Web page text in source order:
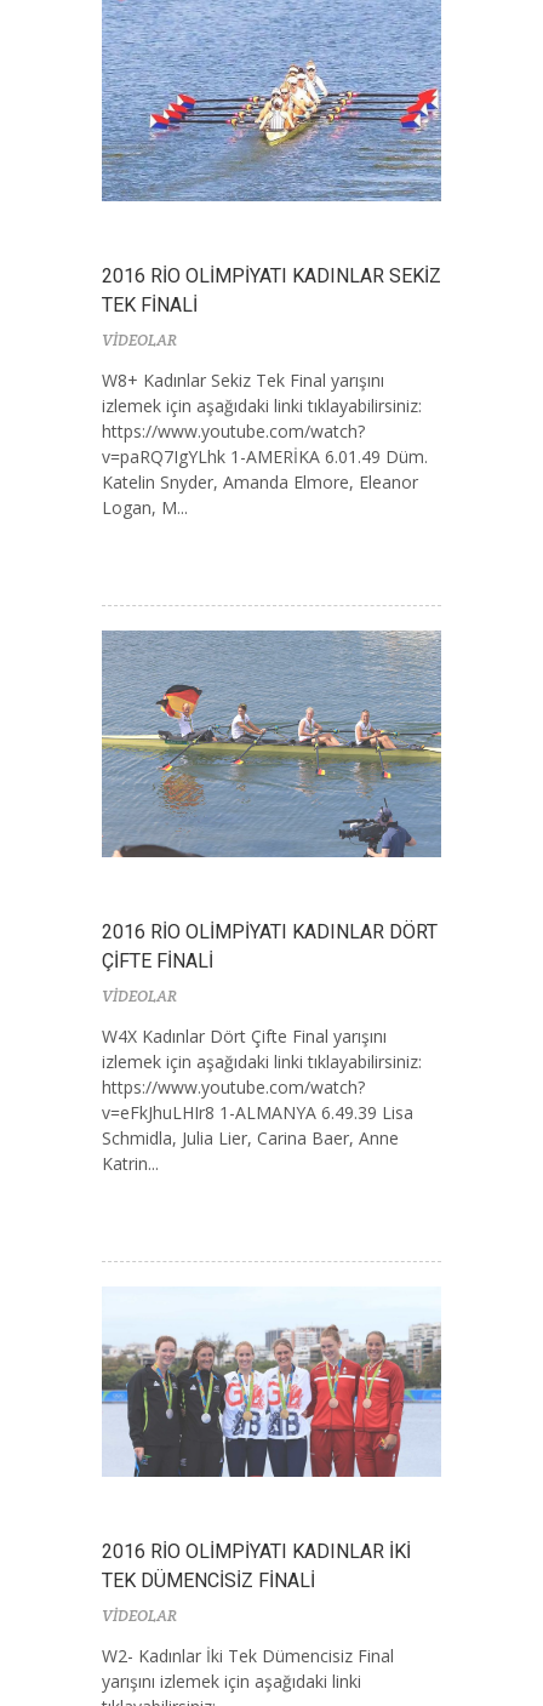
2016 RİO OLİMPİYATI KADINLAR SEKİZ
TEK FİNALİ
VİDEOLAR
W8+ Kadınlar Sekiz Tek Final yarışını
izlemek için aşağıdaki linki tıklayabilirsiniz:
https://www.youtube.com/watch?
v=paRQ7IgYLhk 1-AMERİKA 6.01.49 Düm.
Katelin Snyder, Amanda Elmore, Eleanor
Logan, M...
2016 RİO OLİMPİYATI KADINLAR DÖRT
ÇİFTE FİNALİ
VİDEOLAR
W4X Kadınlar Dört Çifte Final yarışını
izlemek için aşağıdaki linki tıklayabilirsiniz:
https://www.youtube.com/watch?
v=eFkJhuLHIr8 1-ALMANYA 6.49.39 Lisa
Schmidla, Julia Lier, Carina Baer, Anne
Katrin...
2016 RİO OLİMPİYATI KADINLAR İKİ
TEK DÜMENCİSİZ FİNALİ
VİDEOLAR
W2- Kadınlar İki Tek Dümencisiz Final
yarışını izlemek için aşağıdaki linki